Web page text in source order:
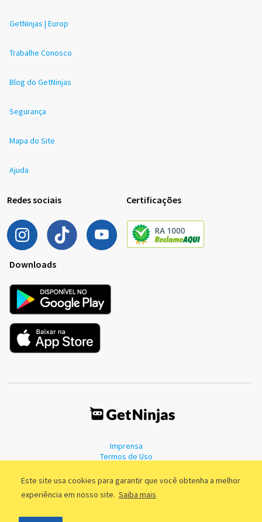
Este site usa cookies para garantir que você obtenha a melhor
experiência em nosso site. Saiba mais
GetNinjas | Europ
Trabalhe Conosco
Blog do GetNinjas
Segurança
Mapa do Site
Ajuda
Redes sociais Certificações
Downloads
Imprensa
Termos de Uso
©2011 - 2026, GetNinjas LTDA. CNPJ 55.744.877/0001-89 - Rua Dr.